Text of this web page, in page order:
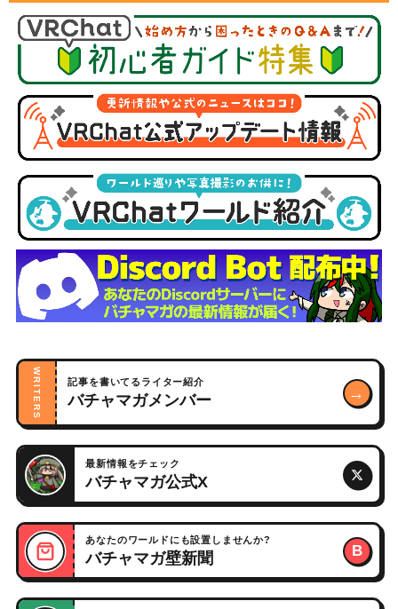
WRITERS 記事を書いてるライター紹介
バチャマガメンバー →
最新情報をチェック
バチャマガ公式X
あなたのワールドにも設置しませんか?
バチャマガ壁新聞 B